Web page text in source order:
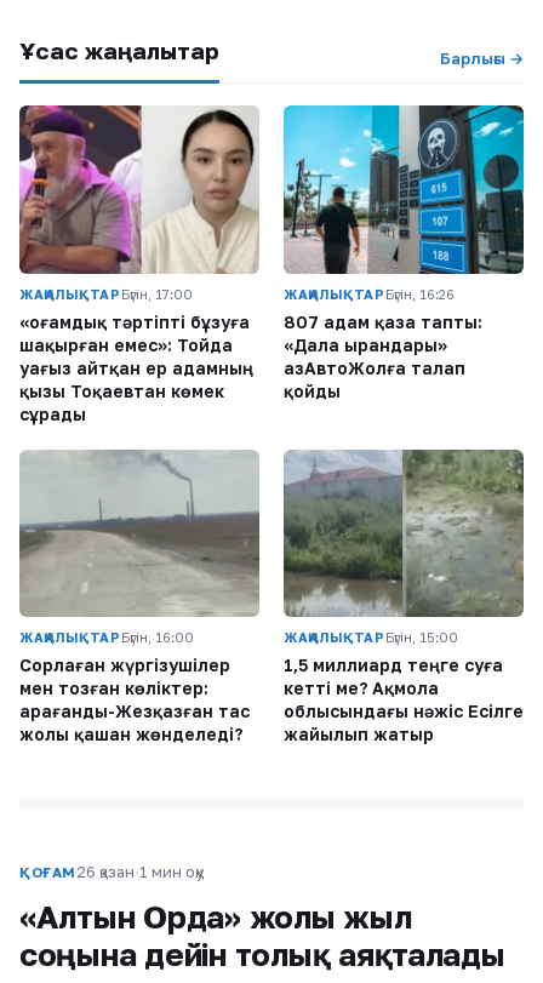
Ұқсас жаңалықтар Барлығы →
ЖАҢАЛЫҚТАР Бүгін, 17:00
«Қоғамдық тәртіпті бұзуға
шақырған емес»: Тойда
уағыз айтқан ер адамның
қызы Тоқаевтан көмек
сұрады
ЖАҢАЛЫҚТАР Бүгін, 16:26
807 адам қаза тапты:
«Дала Қырандары»
ҚазАвтоЖолға талап
қойды
ЖАҢАЛЫҚТАР Бүгін, 16:00
Сорлаған жүргізушілер
мен тозған көліктер:
Қарағанды-Жезқазған тас
жолы қашан жөнделеді?
ЖАҢАЛЫҚТАР Бүгін, 15:00
1,5 миллиард теңге суға
кетті ме? Ақмола
облысындағы нәжіс Есілге
жайылып жатыр
ҚОҒАМ 26 қазан·1 мин оқу
«Алтын Орда» жолы жыл
соңына дейін толық аяқталады